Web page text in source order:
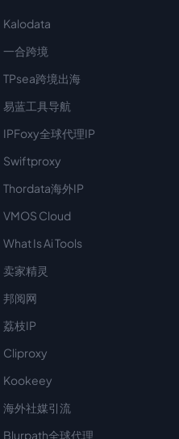
Kalodata
一合跨境
TPsea跨境出海
易蓝工具导航
IPFoxy全球代理IP
Swiftproxy
Thordata海外IP
VMOS Cloud
What Is Ai Tools
卖家精灵
邦阅网
荔枝IP
Cliproxy
Kookeey
海外社媒引流
Blurpath全球代理